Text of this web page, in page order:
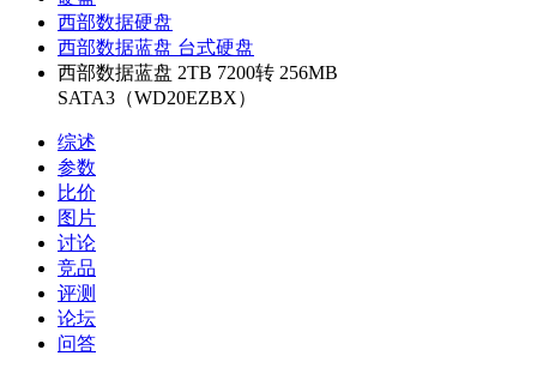
西部数据硬盘
西部数据蓝盘 台式硬盘
西部数据蓝盘 2TB 7200转 256MB
SATA3（WD20EZBX）
综述
参数
比价
图片
讨论
竞品
评测
论坛
问答